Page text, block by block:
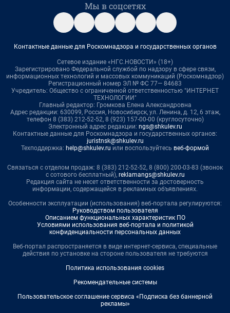
Мы в соцсетях
Контактные данные для Роскомнадзора и государственных органов
Сетевое издание «НГС.НОВОСТИ» (18+)
Зарегистрировано Федеральной службой по надзору в сфере связи,
информационных технологий и массовых коммуникаций (Роскомнадзор)
Регистрационный номер ЭЛ № ФС 77— 84683
Учредитель: Общество с ограниченной ответственностью "ИНТЕРНЕТ
ТЕХНОЛОГИИ"
Главный редактор: Громкова Елена Александровна
Адрес редакции: 630099, Россия, Новосибирск, ул. Ленина, д. 12, 6 этаж,
телефон 8 (383) 212-52-52, 8 (923) 157-00-00 (круглосуточно)
Электронный адрес редакции: ngs@shkulev.ru
Контактные данные для Роскомнадзора и государственных органов:
juristnsk@shkulev.ru
Техподдержка: help@shkulev.ru или воспользуйтесь веб-формой
Связаться с отделом продаж: 8 (383) 212-52-52, 8 (800) 200-03-83 (звонок
с сотового бесплатный), reklamangs@shkulev.ru
Редакция сайта не несет ответственности за достоверность
информации, содержащейся в рекламных объявлениях.
Особенности эксплуатации (использования) веб-портала регулируются:
Руководством пользователя
Описанием функциональных характеристик ПО
Условиями использования веб-портала и политикой
конфиденциальности персональных данных
Веб-портал распространяется в виде интернет-сервиса, специальные
действия по установке на стороне пользователя не требуются
Политика использования cookies
Рекомендательные системы
Пользовательское соглашение сервиса «Подписка без баннерной
рекламы»